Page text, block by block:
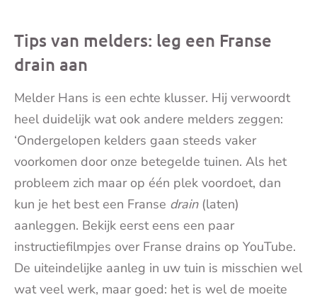
Tips van melders: leg een Franse
drain aan
Melder Hans is een echte klusser. Hij verwoordt
heel duidelijk wat ook andere melders zeggen:
‘Ondergelopen kelders gaan steeds vaker
voorkomen door onze betegelde tuinen. Als het
probleem zich maar op één plek voordoet, dan
kun je het best een Franse drain(laten)
aanleggen. Bekijk eerst eens een paar
instructiefilmpjes over Franse drains op YouTube.
De uiteindelijke aanleg in uw tuin is misschien wel
wat veel werk, maar goed: het is wel de moeite